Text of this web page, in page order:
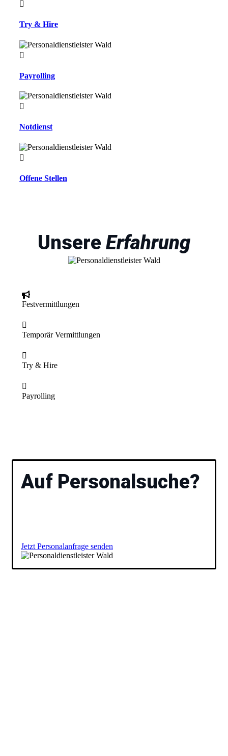
Try & Hire
Payrolling
Notdienst
Offene Stellen
Unsere Erfahrung
Festvermittlungen
Temporär Vermittlungen
Try & Hire
Payrolling
Auf Personalsuche?
Jetzt Personalanfrage senden